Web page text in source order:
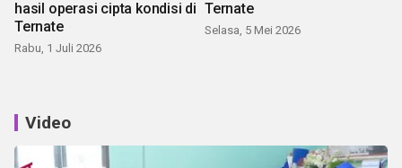
hasil operasi cipta kondisi di
Ternate
Rabu, 1 Juli 2026
Ternate
Selasa, 5 Mei 2026
Video